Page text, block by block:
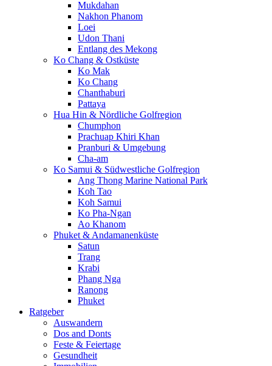
Mukdahan
Nakhon Phanom
Loei
Udon Thani
Entlang des Mekong
Ko Chang & Ostküste
Ko Mak
Ko Chang
Chanthaburi
Pattaya
Hua Hin & Nördliche Golfregion
Chumphon
Prachuap Khiri Khan
Pranburi & Umgebung
Cha-am
Ko Samui & Südwestliche Golfregion
Ang Thong Marine National Park
Koh Tao
Koh Samui
Ko Pha-Ngan
Ao Khanom
Phuket & Andamanenküste
Satun
Trang
Krabi
Phang Nga
Ranong
Phuket
Ratgeber
Auswandern
Dos and Donts
Feste & Feiertage
Gesundheit